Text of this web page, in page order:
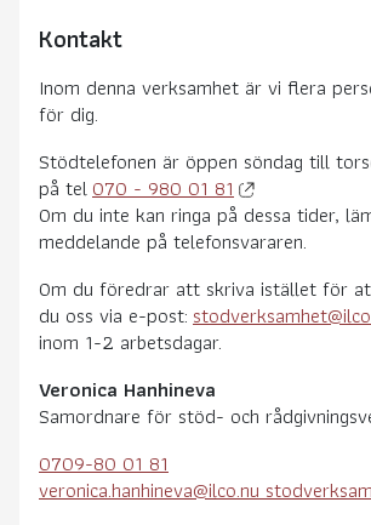
Kontakt
Inom denna verksamhet är vi flera
för dig.
Stödtelefonen är öppen söndag till
på tel070 - 980 01 81
Om du inte kan ringa på dessa tider,
meddelande på telefonsvararen.
Om du föredrar att skriva istället för
du oss via e-post:
inom 1-2 arbetsdagar.
Veronica Hanhineva
Samordnare för stöd- och
0709-80 01 81
veronica.hanhineva@ilco.nu